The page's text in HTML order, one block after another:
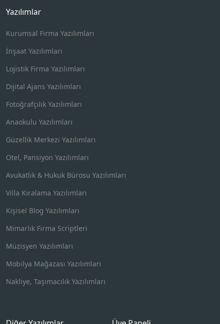
Yazılımlar
Kurumsal Firma Yazılımları
İnşaat Yazılımları
Lojistik Firma Yazılımları
Dijital Ajans Yazılımları
Fotoğrafçılık Yazılımları
Anaokulu Yazılımları
Güzellik Merkezi Yazılımları
Otel, Pansiyon Yazılımları
Avukatlık & Hukuk Bürosu Yazılımları
Villa Kiralama Yazılımları
Kişisel Blog Yazılımları
Mimarlık Firma Scriptleri
Müzisyen Yazılımları
Mobilya Mağazası Yazılımları
Nakliye, Taşımacılık Yazılımları